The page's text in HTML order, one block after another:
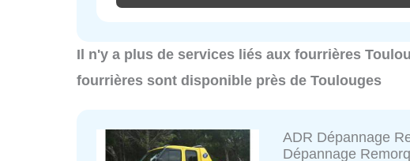
Il n'y a plus de services liés aux fourrières
fourrières sont disponible près de Toulouges
ADR Dépannage
Dépannage